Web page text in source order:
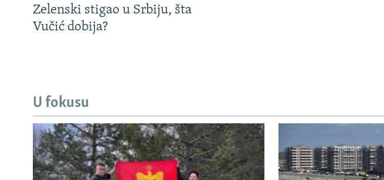
Zelenski stigao u Srbiju, šta
Vučić dobija?
U fokusu